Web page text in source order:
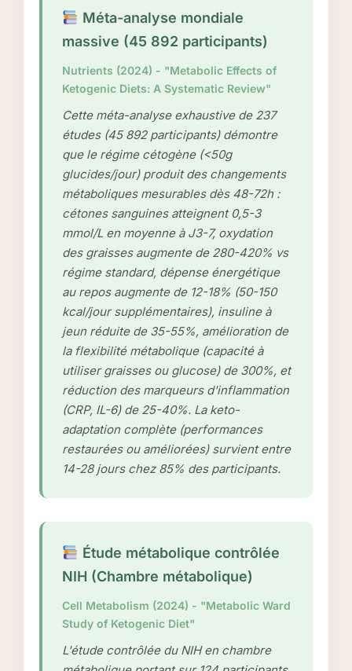
Méta-analyse mondiale
massive (45 892 participants)
Nutrients (2024) - "Metabolic Effects of
Ketogenic Diets: A Systematic Review"
Cette méta-analyse exhaustive de 237
études (45 892 participants) démontre
que le régime cétogène (<50g
glucides/jour) produit des changements
métaboliques mesurables dès 48-72h :
cétones sanguines atteignent 0,5-3
mmol/L en moyenne à J3-7, oxydation
des graisses augmente de 280-420% vs
régime standard, dépense énergétique
au repos augmente de 12-18% (50-150
kcal/jour supplémentaires), insuline à
jeun réduite de 35-55%, amélioration de
la flexibilité métabolique (capacité à
utiliser graisses ou glucose) de 300%, et
réduction des marqueurs d'inflammation
(CRP, IL-6) de 25-40%. La keto-
adaptation complète (performances
restaurées ou améliorées) survient entre
14-28 jours chez 85% des participants.
Étude métabolique contrôlée
NIH (Chambre métabolique)
Cell Metabolism (2024) - "Metabolic Ward
Study of Ketogenic Diet"
L'étude contrôlée du NIH en chambre